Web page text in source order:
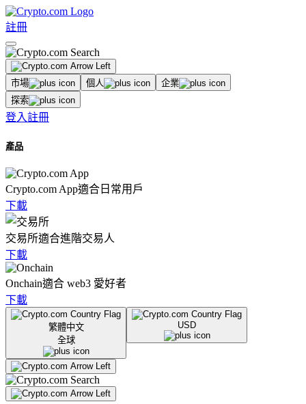
註冊
市場 個人
企業
探索
登入註冊
產品
Crypto.com App適合日常用戶
下載
交易所適合進階交易人
下載
Onchain適合 web3 愛好者
下載
繁體中文
全球
USD